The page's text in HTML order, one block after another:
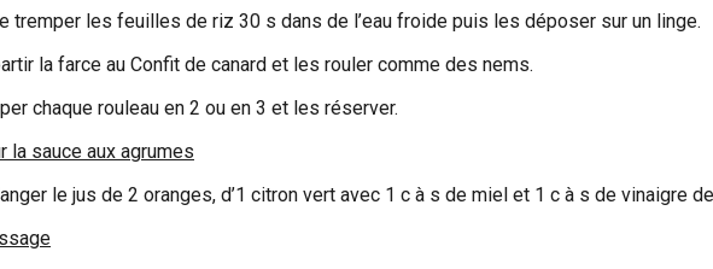
tremper les feuilles de riz 30 s dans de l’eau froide puis les déposer sur un linge.
la farce au Confit de canard et les rouler comme des nems.
chaque rouleau en 2 ou en 3 et les réserver.
la sauce aux agrumes
le jus de 2 oranges, d’1 citron vert avec 1 c à s de miel et 1 c à s de vinaigre